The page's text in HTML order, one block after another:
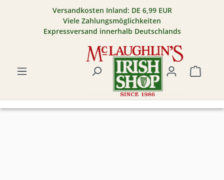
Zum Hauptinhalt springenVersandkosten Inland: DE 6,99 EUR
Viele Zahlungsmöglichkeiten
Expressversand innerhalb Deutschlands